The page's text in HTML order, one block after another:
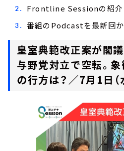
Frontline Sessionの紹介
番組のPodcastを最新回か
皇室典範改正案が閣
与野党対立で空転。
の行方は？／7月1日（